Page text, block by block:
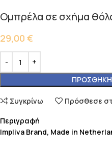
Ομπρέλα σε σχήμα
29,00 €
ΠΡΟΣΘΉΚΗ
Συγκρίνω Πρόσθεσε
Περιγραφή
Impliva Brand, Made in